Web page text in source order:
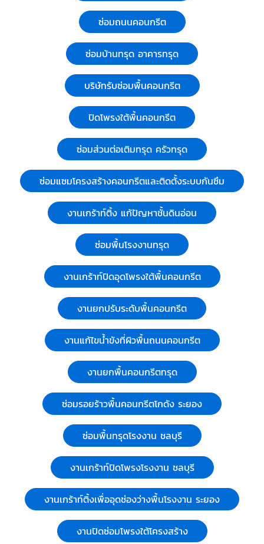
หาย(Concrete Repair) และยังเป็นผู้เชี่ยวชาญในงานเกร้า
ท์ติ้ง( grouting ) วัสดุประเภทต่างๆ อาทิเช่น ซีเมนค์มวล
เบา (cellular light weight cement), คอนกรีต และ โพลี
ยูรีเทน(Polyurethen) ที่ใช้ในงานยกปรับระดับพื้นคอนกรีต
โครงสร้างต่างๆ และรวมถึงการนำมาใช้เป็นวัสดุฉนวนกัน
ดูรายละเอียด
Call Now
งานปิดซ่อมโพรงใต้พื้นถนนคอนกรีต
บริษัท เจ.เอ.ที. กราวด์ เอกซ์เพิร์ท จำกัด
งานปิดซ่อมโพรงใต้พื้นถนนคอนกรีต งานปิดซ่อมโพรงใต้
โครงสร้าง บริษัทรับปิดโพรงใต้พื้นคอนกรีต บริษัท เจ.เอ.ที.
กราวด์ เอกซ์เพิร์ท บริการปิดโพรงใต้บ้าน อาคาร โรงงาน
ด้วยซีเมนต์มวลเบา ซึ่งเหมาะสมกับการนำไปใช้ในการอัดปั๊ม
เพื่อปิดซ่อมโพรงต่างๆ ดังนี้. บริษัทรับปิดโพรงใต้อาคาร
โรงงาน หรือโกดัง เพื่อป้องกันและแก้ปัญหาต่างๆ ด้านงาน
พื้นคอนกรีตโรงงานชลบรี โกดังโรงงานระยอง
งานปิดซ่อมโพรงใต้โครงสร้าง
หมวดหมู่:ผู้รับเหมา ซ่อมฐานรากและโครงสร้างก่อสร้าง
ดูรายละเอียด
Call Now
งานพ่นสารโพลียูเรีย
บริษัท เจ.เอ.ที. กราวด์ เอกซ์เพิร์ท จำกัด
งานพ่นสารโพลียูเรีย PU Deep Grouting PU DEEP
GROUTING : คือการอัดฉีดสารโพลียูรีเทนลงไปยังชั้นดิน
อ่อน เพื่อปรับปรุงสภาพดินและเพิ่มความสามารถในการรับ
น้ำหนักให้แก่ชั้นดิน โดยสารโพลียูรีเทนจะขยายตัวบดอัดชั้น
ดินที่ระดับความลึกนั้นๆ ให้แน่น และแทนที่ช่องว่างหรือโพรง
ในชั้นดิน หลักการปรับปรุงสภาพชั้นดินอ่อนด้วยวิธี PU
Deep Grouting ด้วยความสามารถในการขยายตัวของสาร
โพลียูรีเทน 10 เท่า ทำให้สามารถเข้าไปแทนที่ช่องว่างในชั้น
ดิน และ บดอัดดินรอบข้างให้มีความหนาแน่นมากขึ้นการแข็ง
ตัวที่รวดเร็วภายในเวลา 10-15 วินาที เป็นอีกหนึ่งคุณสมบัติ
เฉพาะตัวของสารโพลียูรีเทน ที่ทำให้สามารถควบคุมการกระ
จายตัวของสารโพลียูรีเทนให้อยู่ในพื้นที่ที่ต้องการได้ ลดผลก
ระทบเนื่องจากการบีบตัวคายน้ำของดิน และลดการขยายและ
หดตัวของดิน ประเภท Cohecive Soil โพลียูรีเทนสาร
สามารถแทรกและเพิ่มการยึดเกาะระหว่างเม็ดดิน ประเภท
PU Deep Grouting
ผู้รับเหมา ซ่อมฐานรากและโครงสร้างก่อสร้าง
ดูรายละเอียด
Call Now
งานเกร้าท์ปิดโพรงใต้ถังเหล็ก
บริษัท เจ.เอ.ที. กราวด์ เอกซ์เพิร์ท จำกัด
งานเกร้าท์ปิดโพรงใต้ถังเหล็ก โรงงานในนิคมมาบตาพุด